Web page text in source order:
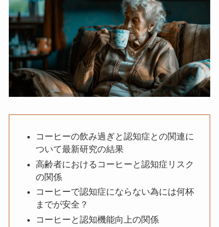
コーヒーの飲み過ぎと認知症との関連に
ついて最新研究の結果
高齢者におけるコーヒーと認知症リスク
の関係
コーヒーで認知症にならない為には何杯
までが安全？
コーヒーと認知機能向上の関係